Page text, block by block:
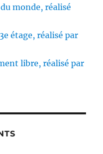
monde, réalisé
étage, réalisé par
libre, réalisé par